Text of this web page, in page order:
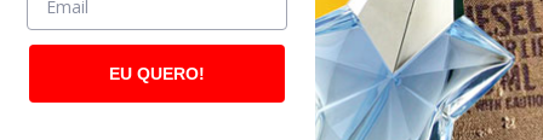
Jacques Saint Pres
EU QUERO!